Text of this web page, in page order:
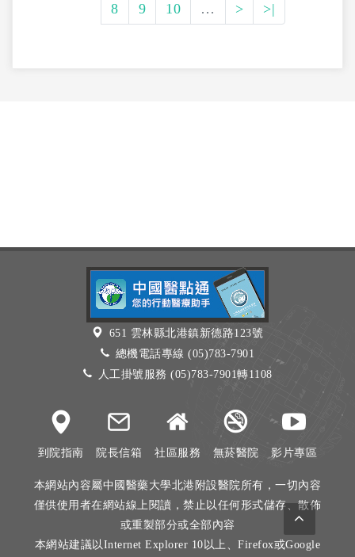
8 9 10 … > >|
651 雲林縣北港鎮新德路123號
總機電話專線 (05)783-7901
人工掛號服務 (05)783-7901轉1108
到院指南 院長信箱 社區服務 無菸醫院 影片專區
本網站內容屬中國醫藥大學北港附設醫院所有，一切內容
僅供使用者在網站線上閱讀，禁止以任何形式儲存、散佈
或重製部分或全部內容
本網站建議以Internet Explorer 10以上、Firefox或Google